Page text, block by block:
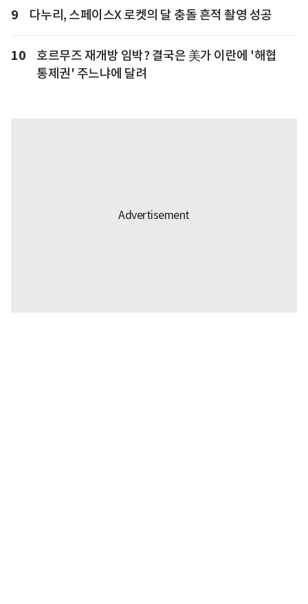
9 다누리, 스페이스X 로켓의 달 충돌 흔적 촬영 성공
10
호르무즈 재개방 임박? 결국은 美가 이란에 '해협
통제권' 주느냐에 달려